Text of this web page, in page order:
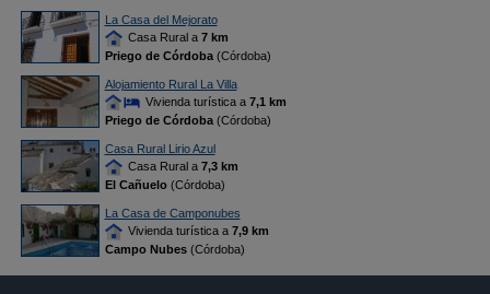
La Casa del Mejorato
Casa Rural a 7 km
Priego de Córdoba(Córdoba)
Alojamiento Rural La Villa
Vivienda turística a 7,1 km
Priego de Córdoba(Córdoba)
Casa Rural Lirio Azul
Casa Rural a 7,3 km
El Cañuelo(Córdoba)
La Casa de Camponubes
Vivienda turística a 7,9 km
Campo Nubes(Córdoba)